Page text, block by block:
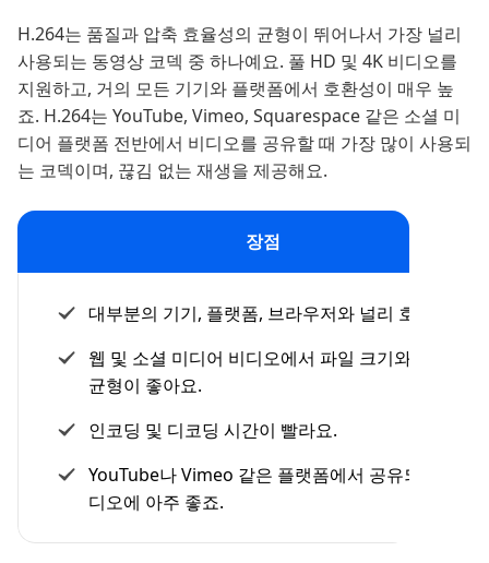
H.264는 품질과 압축 효율성의 균형이 뛰어나서 가장 널리
사용되는 동영상 코덱 중 하나예요. 풀 HD 및 4K 비디오를
지원하고, 거의 모든 기기와 플랫폼에서 호환성이 매우 높
죠. H.264는 YouTube, Vimeo, Squarespace 같은 소셜 미
디어 플랫폼 전반에서 비디오를 공유할 때 가장 많이 사용되
는 코덱이며, 끊김 없는 재생을 제공해요.
장점
대부분의 기기, 플랫폼, 브라우저와 널리 호환돼요.
웹 및 소셜 미디어 비디오에서 파일 크기와 품질의
균형이 좋아요.
인코딩 및 디코딩 시간이 빨라요.
YouTube나 Vimeo 같은 플랫폼에서 공유되는 비
디오에 아주 좋죠.